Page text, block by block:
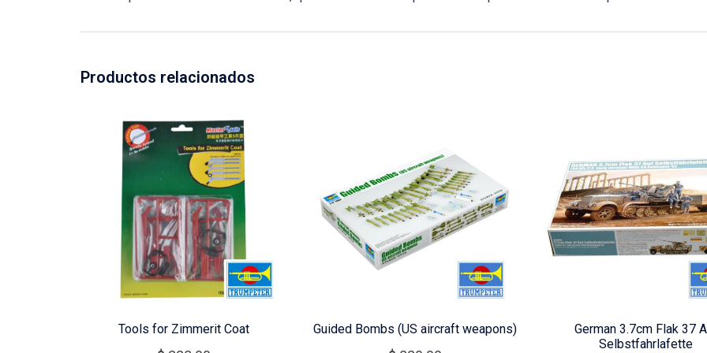
Productos relacionados
Tools for Zimmerit Coat Guided Bombs (US aircraft weapons)
German 3.7cm Flak 37
Selbstfahrlafette